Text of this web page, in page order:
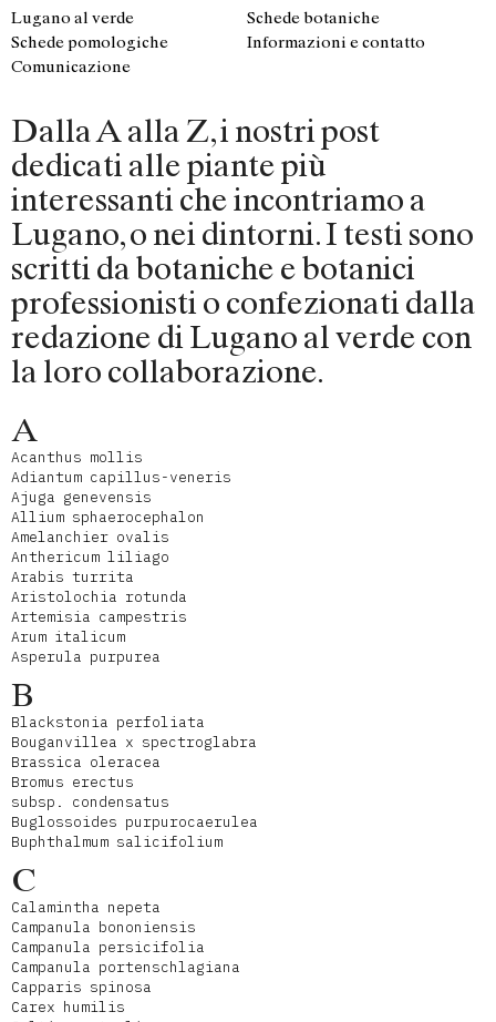
Lugano al verde
Schede botaniche
Schede pomologiche
Informazioni e contatto
Comunicazione
Dalla A alla Z, i nostri post
dedicati alle piante più
interessanti che incontriamo a
Lugano, o nei dintorni. I testi sono
scritti da botaniche e botanici
professionisti o confezionati dalla
redazione di Lugano al verde con
la loro collaborazione.
A
Acanthus mollis
Adiantum capillus-veneris
Ajuga genevensis
Allium sphaerocephalon
Amelanchier ovalis
Anthericum liliago
Arabis turrita
Aristolochia rotunda
Artemisia campestris
Arum italicum
Asperula purpurea
B
Blackstonia perfoliata
Bouganvillea x spectroglabra
Brassica oleracea
Bromus erectus
subsp. condensatus
Buglossoides purpurocaerulea
Buphthalmum salicifolium
C
Calamintha nepeta
Campanula bononiensis
Campanula persicifolia
Campanula portenschlagiana
Capparis spinosa
Carex humilis